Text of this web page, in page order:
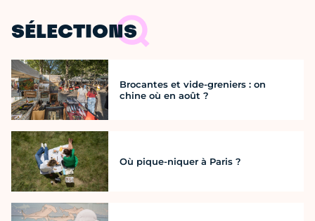
SÉLECTIONS
Brocantes et vide-greniers : on
chine où en août ?
Où pique-niquer à Paris ?